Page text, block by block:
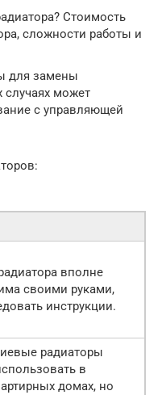
Стоимость
сложности работы и
для замены
случаях может
с управляющей
вполне
своими руками,
инструкции.
радиаторы
в
домах, но